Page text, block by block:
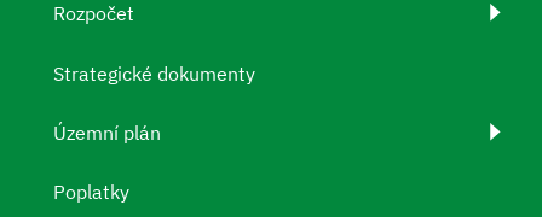
Rozpočet
Strategické dokumenty
Územní plán
Poplatky